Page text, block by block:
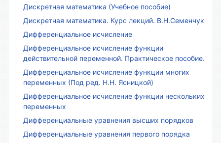
Дискретная математика (Учебное пособие)
Дискретная математика. Курс лекций. В.Н.Семенчук
Дифференциальное исчисление
Дифференциальное исчисление функции
действительной переменной. Практическое пособие.
Дифференциальное исчисление функции многих
переменных (Под ред. Н.Н. Ясницкой)
Дифференциальное исчисление функции нескольких
переменных
Дифференциальные уравнения высших порядков
Дифференциальные уравнения первого порядка